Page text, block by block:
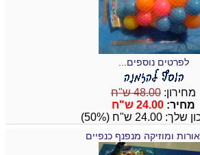
לפרטים נוספים...
מחירון: 48.00 ש"ח
מחיר: 24.00 ש"ח
24.00 ש"ח (50%)
ומוזיקה מנפנף כנפיים